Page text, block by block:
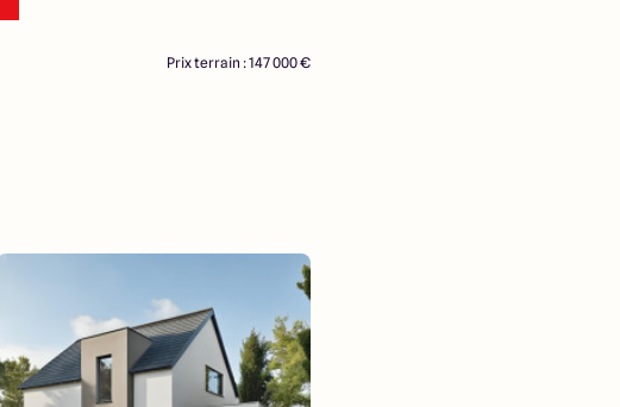
Prix terrain : 147 000 €